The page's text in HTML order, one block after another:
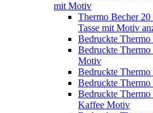
mit Motiv
Thermo Becher
Tasse mit Motiv
Bedruckte
Bedruckte Thermo
Motiv
Bedruckte
Bedruckte
Bedruckte Thermo
Kaffee Motiv